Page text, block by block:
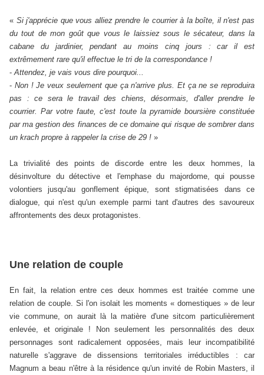
« Si j'apprécie que vous alliez prendre le courrier à la boîte, il n'est pas
du tout de mon goût que vous le laissiez sous le sécateur, dans la
cabane du jardinier, pendant au moins cinq jours : car il est
extrêmement rare qu'il effectue le tri de la correspondance !
-Attendez, je vais vous dire pourquoi...
- Non ! Je veux seulement que ça n'arrive plus. Et ça ne se reproduira
pas : ce sera le travail des chiens, désormais, d'aller prendre le
courrier. Par votre faute, c'est toute la pyramide boursière constituée
par ma gestion des finances de ce domaine qui risque de sombrer dans
un krach propre à rappeler la crise de 29 ! »
La trivialité des points de discorde entre les deux hommes, la
désinvolture du détective et l'emphase du majordome, qui pousse
volontiers jusqu'au gonflement épique, sont stigmatisées dans ce
dialogue, qui n'est qu'un exemple parmi tant d'autres des savoureux
affrontements des deux protagonistes.
Une relation de couple
En fait, la relation entre ces deux hommes est traitée comme une
relation de couple. Si l'on isolait les moments « domestiques » de leur
vie commune, on aurait là la matière d'une sitcom particulièrement
enlevée, et originale ! Non seulement les personnalités des deux
personnages sont radicalement opposées, mais leur incompatibilité
naturelle s'aggrave de dissensions territoriales irréductibles : car
Magnum a beau n'être à la résidence qu'un invité de Robin Masters, il